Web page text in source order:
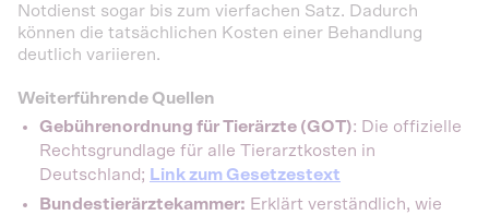
Notdienst sogar bis zum vierfachen Satz. Dadurch
können die tatsächlichen Kosten einer Behandlung
deutlich variieren.
Weiterführende Quellen
Gebührenordnung für Tierärzte (GOT): Die offizielle
Rechtsgrundlage für alle Tierarztkosten in
Deutschland; Link zum Gesetzestext
Bundestierärztekammer: Erklärt verständlich, wie